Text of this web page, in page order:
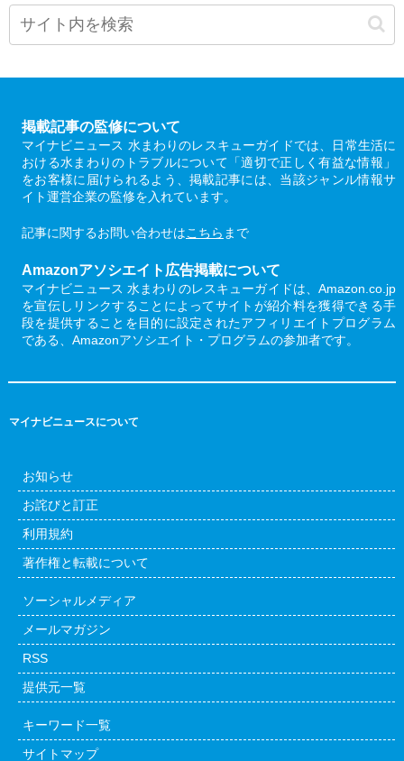
掲載記事の監修について
マイナビニュース 水まわりのレスキューガイドでは、日常生活に
おける水まわりのトラブルについて「適切で正しく有益な情報」
をお客様に届けられるよう、掲載記事には、当該ジャンル情報サ
イト運営企業の監修を入れています。
記事に関するお問い合わせはこちら まで
Amazonアソシエイト広告掲載について
マイナビニュース 水まわりのレスキューガイドは、Amazon.co.jp
を宣伝しリンクすることによってサイトが紹介料を獲得できる手
段を提供することを目的に設定されたアフィリエイトプログラム
である、Amazonアソシエイト・プログラムの参加者です。
マイナビニュースについて
お知らせ
お詫びと訂正
利用規約
著作権と転載について
ソーシャルメディア
メールマガジン
RSS
提供元一覧
キーワード一覧
サイトマップ